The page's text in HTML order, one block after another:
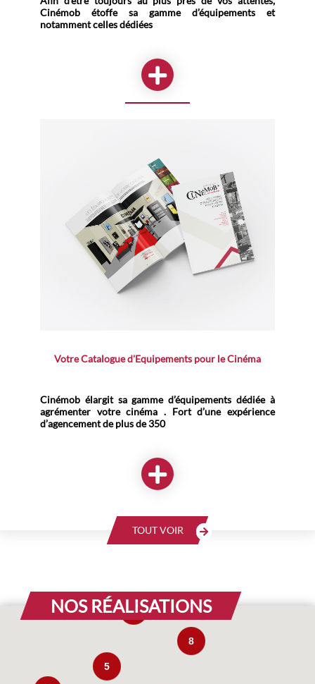
Cinémob étoffe sa gamme d’équipements et
notamment celles dédiées
Votre Catalogue d'Equipements pour le Cinéma
Cinémob élargit sa gamme d’équipements dédiée à
agrémenter votre cinéma . Fort d’une expérience
d’agencement de plus de 350
TOUT VOIR
NOS RÉALISATIONS
5
8
5